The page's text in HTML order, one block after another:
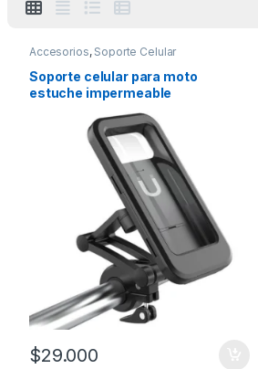
Accesorios, Soporte Celular
Soporte celular para moto
estuche impermeable
$29.000